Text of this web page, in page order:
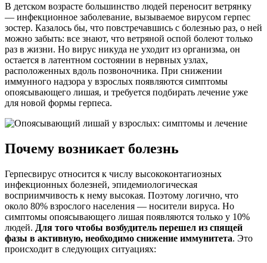
В детском возрасте большинство людей переносит ветрянку
— инфекционное заболевание, вызываемое вирусом герпес
зостер. Казалось бы, что повстречавшись с болезнью раз, о ней
можно забыть: все знают, что ветряной оспой болеют только
раз в жизни. Но вирус никуда не уходит из организма, он
остается в латентном состоянии в нервных узлах,
расположенных вдоль позвоночника. При снижении
иммунного надзора у взрослых появляются симптомы
опоясывающего лишая, и требуется подбирать лечение уже
для новой формы герпеса.
Почему возникает болезнь
Герпесвирус относится к числу высококонтагиозных
инфекционных болезней, эпидемиологическая
восприимчивость к нему высокая. Поэтому логично, что
около 80% взрослого населения — носители вируса. Но
симптомы опоясывающего лишая появляются только у 10%
людей. Для того чтобы возбудитель перешел из спящей
фазы в активную, необходимо снижение иммунитета. Это
происходит в следующих ситуациях: